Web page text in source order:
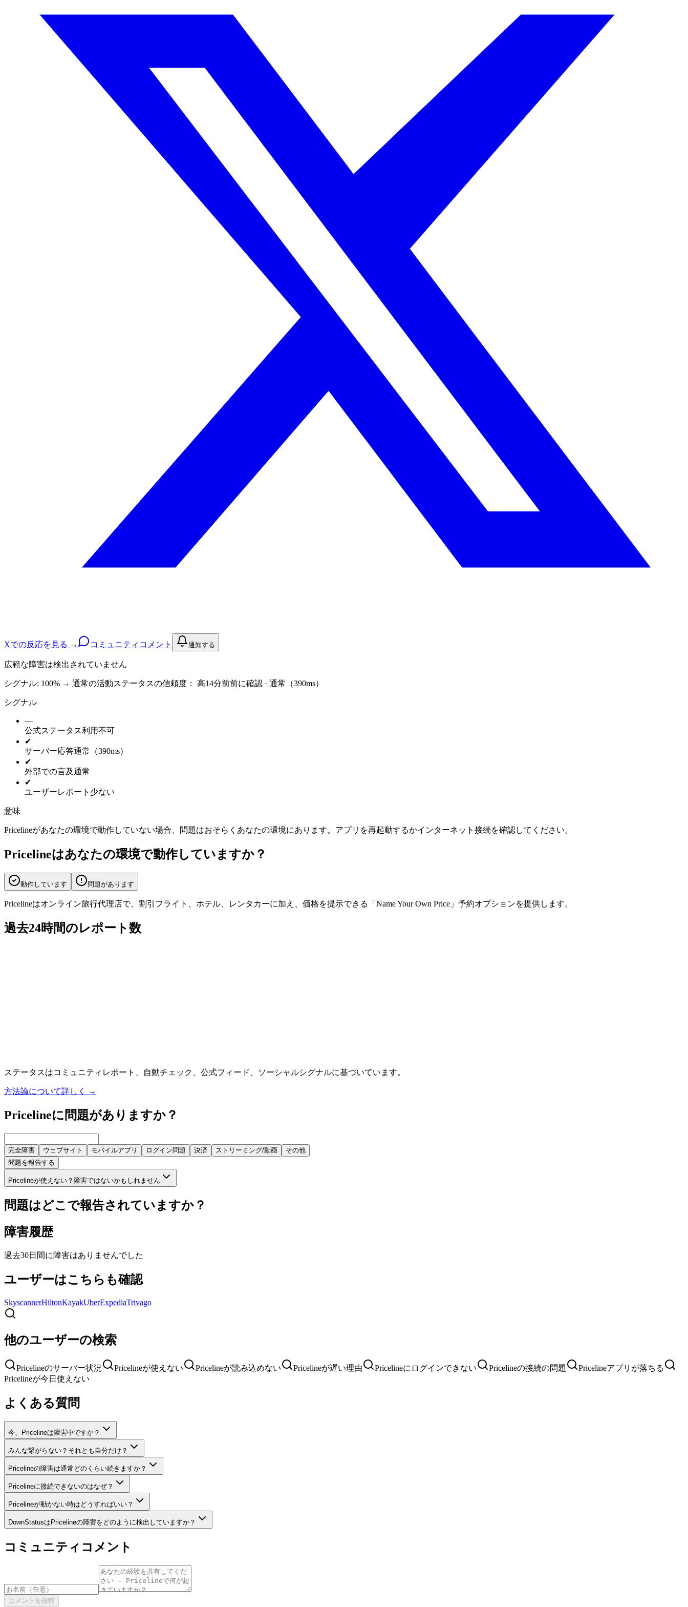
Xでの反応を見る → コミュニティコメント 通知する
広範な障害は検出されていません
シグナル: 100% → 通常の活動ステータスの信頼度： 高14分前前に確認 · 通常（390ms）
シグナル
—
公式ステータス利用不可
✔
サーバー応答通常（390ms）
✔
外部での言及通常
✔
ユーザーレポート 少ない
意味
Pricelineがあなたの環境で動作していない場合、問題はおそらくあなたの環境にあります。アプリを再起動するかインターネット接続を確認してください。
Pricelineはあなたの環境で動作していますか？
動作しています 問題があります
Pricelineはオンライン旅行代理店で、割引フライト、ホテル、レンタカーに加え、価格を提示できる「Name Your Own Price」予約オプションを提供します。
過去24時間のレポート数
ステータスはコミュニティレポート、自動チェック、公式フィード、ソーシャルシグナルに基づいています。
方法論について詳しく →
Pricelineに問題がありますか？
完全障害 ウェブサイト モバイルアプリ ログイン問題 決済 ストリーミング/動画
その他
問題を報告する
Pricelineが使えない？障害ではないかもしれません
問題はどこで報告されていますか？
障害履歴
過去30日間に障害はありませんでした
ユーザーはこちらも確認
SkyscannerHiltonKayakUberExpediaTrivago
他のユーザーの検索
Pricelineのサーバー状況 Pricelineが使えない Pricelineが読み込めない Pricelineが遅い理由 Pricelineにログインできない Pricelineの接続の問題
Pricelineアプリが落ちる
Pricelineが今日使えない
よくある質問
今、Pricelineは障害中ですか？
みんな繋がらない？それとも自分だけ？
Pricelineの障害は通常どのくらい続きますか？
Pricelineに接続できないのはなぜ？
Pricelineが動かない時はどうすればいい？
DownStatusはPricelineの障害をどのように検出していますか？
コミュニティコメント
コメントを投稿